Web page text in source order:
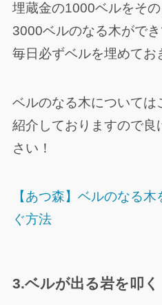
埋蔵金の1000ベルをそ
3000ベルのなる木がで
毎日必ずベルを埋めてお
ベルのなる木については
紹介しておりますので良
さい！
【あつ森】ベルのなる
ぐ方法
3.ベルが出る岩を叩く